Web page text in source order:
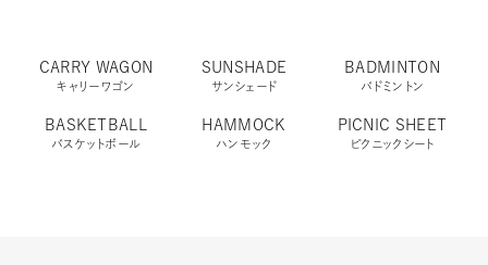
CARRY WAGON
キャリーワゴン
SUNSHADE
サンシェード
BADMINTON
バドミントン
BASKETBALL
バスケットボール
HAMMOCK
ハンモック
PICNIC SHEET
ピクニックシート